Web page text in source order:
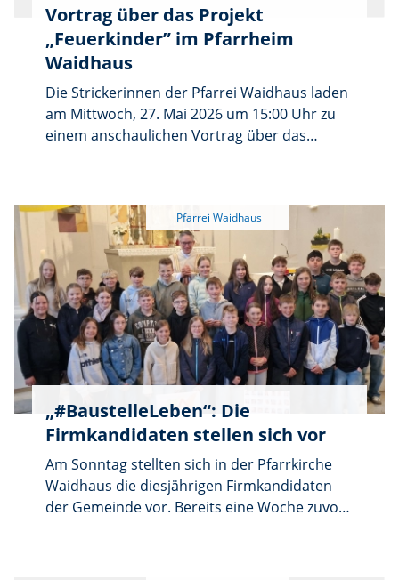
Vortrag über das Projekt
„Feuerkinder” im Pfarrheim
Waidhaus
Die Strickerinnen der Pfarrei Waidhaus laden
am Mittwoch, 27. Mai 2026 um 15:00 Uhr zu
einem anschaulichen Vortrag über das
Tansania. Der Vortrag ist kostenlos und alle
Interessierten sind herzlich willkommen.
Pfarrei Waidhaus
„#BaustelleLeben“: Die
Firmkandidaten stellen sich vor
Am Sonntag stellten sich in der Pfarrkirche
Waidhaus die diesjährigen Firmkandidaten
der Gemeinde vor. Bereits eine Woche zuvor